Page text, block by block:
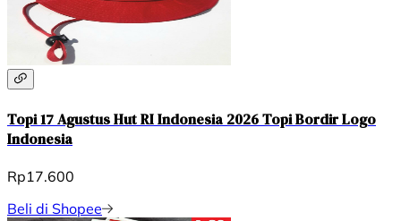
Topi 17 Agustus Hut RI Indonesia 2026 Topi Bordir Logo
Indonesia
Rp17.600
Beli di Shopee